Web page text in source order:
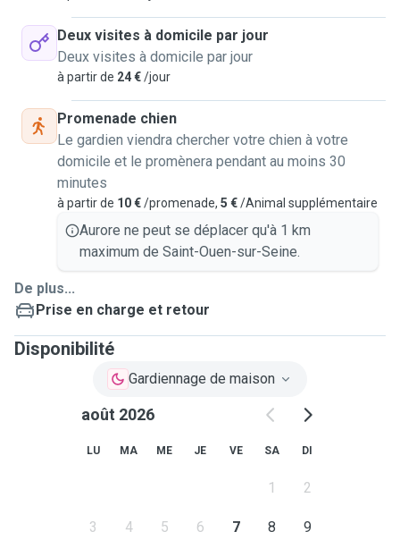
Deux visites à domicile par jour
Deux visites à domicile par jour
à partir de 24 €/jour
Promenade chien
Le gardien viendra chercher votre chien à votre
domicile et le promènera pendant au moins 30
minutes
à partir de 10 €/promenade, 5 €/Animal supplémentaire
Aurore ne peut se déplacer qu'à 1 km
maximum de Saint-Ouen-sur-Seine.
De plus...
Prise en charge et retour
Disponibilité
Gardiennage de maison
août 2026
LU MA ME JE VE SA DI
1 2
3 4 5 6 7 8 9